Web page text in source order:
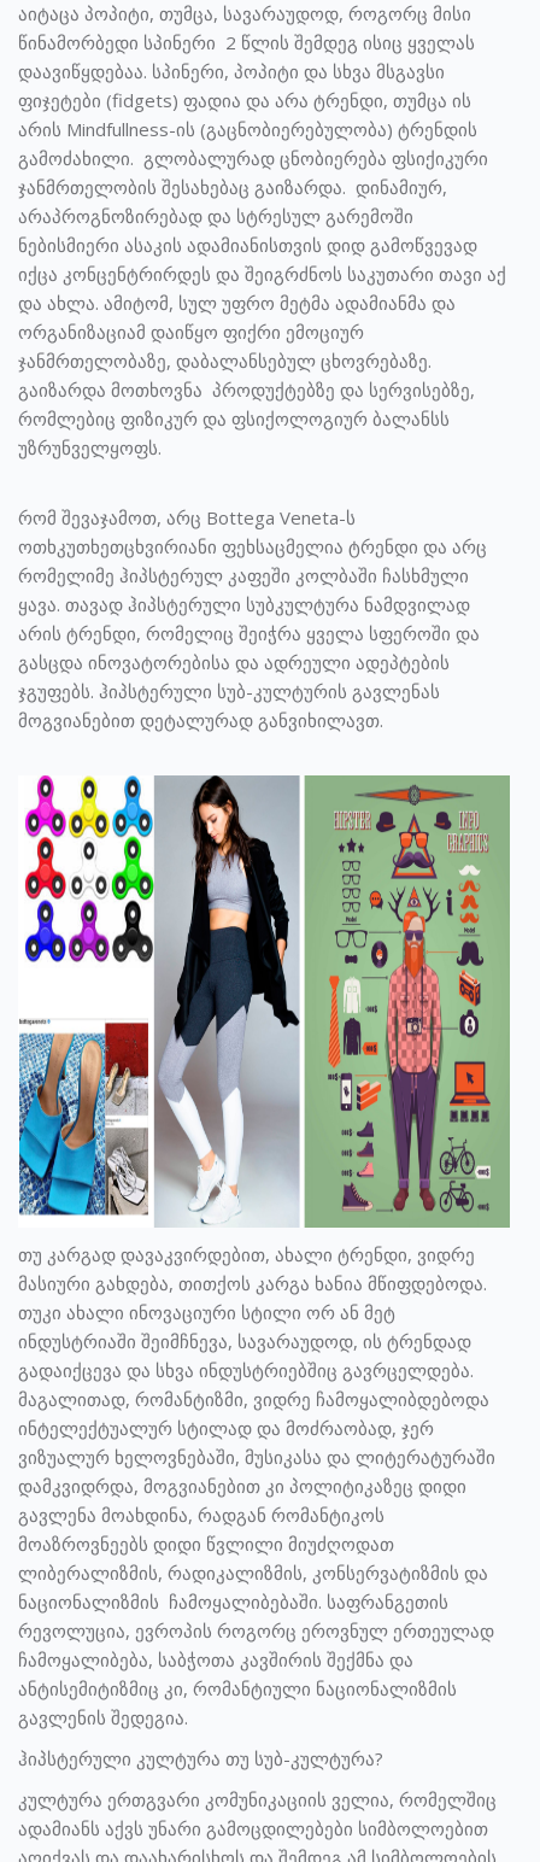
აიტაცა პოპიტი, თუმცა, სავარაუდოდ, როგორც მისი
წინამორბედი სპინერი 2 წლის შემდეგ ისიც ყველას
დაავიწყდებაა. სპინერი, პოპიტი და სხვა მსგავსი
ფიჯეტები (fidgets) ფადია და არა ტრენდი, თუმცა ის
არის Mindfullness-ის (გაცნობიერებულობა) ტრენდის
გამოძახილი. გლობალურად ცნობიერება ფსიქიკური
ჯანმრთელობის შესახებაც გაიზარდა. დინამიურ,
არაპროგნოზირებად და სტრესულ გარემოში
ნებისმიერი ასაკის ადამიანისთვის დიდ გამოწვევად
იქცა კონცენტრირდეს და შეიგრძნოს საკუთარი თავი აქ
და ახლა. ამიტომ, სულ უფრო მეტმა ადამიანმა და
ორგანიზაციამ დაიწყო ფიქრი ემოციურ
ჯანმრთელობაზე, დაბალანსებულ ცხოვრებაზე.
გაიზარდა მოთხოვნა პროდუქტებზე და სერვისებზე,
რომლებიც ფიზიკურ და ფსიქოლოგიურ ბალანსს
უზრუნველყოფს.
რომ შევაჯამოთ, არც Bottega Veneta-ს
ოთხკუთხეთცხვირიანი ფეხსაცმელია ტრენდი და არც
რომელიმე ჰიპსტერულ კაფეში კოლბაში ჩასხმული
ყავა. თავად ჰიპსტერული სუბკულტურა ნამდვილად
არის ტრენდი, რომელიც შეიჭრა ყველა სფეროში და
გასცდა ინოვატორებისა და ადრეული ადეპტების
ჯგუფებს. ჰიპსტერული სუბ-კულტურის გავლენას
მოგვიანებით დეტალურად განვიხილავთ.
თუ კარგად დავაკვირდებით, ახალი ტრენდი, ვიდრე
მასიური გახდება, თითქოს კარგა ხანია მწიფდებოდა.
თუკი ახალი ინოვაციური სტილი ორ ან მეტ
ინდუსტრიაში შეიმჩნევა, სავარაუდოდ, ის ტრენდად
გადაიქცევა და სხვა ინდუსტრიებშიც გავრცელდება.
მაგალითად, რომანტიზმი, ვიდრე ჩამოყალიბდებოდა
ინტელექტუალურ სტილად და მოძრაობად, ჯერ
ვიზუალურ ხელოვნებაში, მუსიკასა და ლიტერატურაში
დამკვიდრდა, მოგვიანებით კი პოლიტიკაზეც დიდი
გავლენა მოახდინა, რადგან რომანტიკოს
მოაზროვნეებს დიდი წვლილი მიუძღოდათ
ლიბერალიზმის, რადიკალიზმის, კონსერვატიზმის და
ნაციონალიზმის ჩამოყალიბებაში. საფრანგეთის
რევოლუცია, ევროპის როგორც ეროვნულ ერთეულად
ჩამოყალიბება, საბჭოთა კავშირის შექმნა და
ანტისემიტიზმიც კი, რომანტიული ნაციონალიზმის
გავლენის შედეგია.
ჰიპსტერული კულტურა თუ სუბ-კულტურა?
კულტურა ერთგვარი კომუნიკაციის ველია, რომელშიც
ადამიანს აქვს უნარი გამოცდილებები სიმბოლოებით
აღიქვას და დაახარისხოს და შემდეგ ამ სიმბოლოების